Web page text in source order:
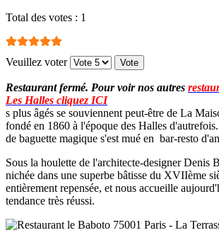
Total des votes : 1
Veuillez voter
Restaurant fermé. Pour voir nos autres
Les Halles cliquez ICI
s plus âgés se souviennent peut-être de La
fondé en 1860 à l'époque des Halles
de baguette magique s'est mué en bar-resto
Sous la houlette de l'architecte-designer Denis
nichée dans une superbe bâtisse du XVIIème
entièrement repensée, et nous accueille
tendance très réussi.